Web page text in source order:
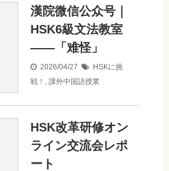
漢院微信公众号｜
HSK6級文法教室
——「难怪」
2026/04/27
HSKに挑
戦！ , 課外中国語授業
HSK改革研修オン
ライン交流会レポ
ート